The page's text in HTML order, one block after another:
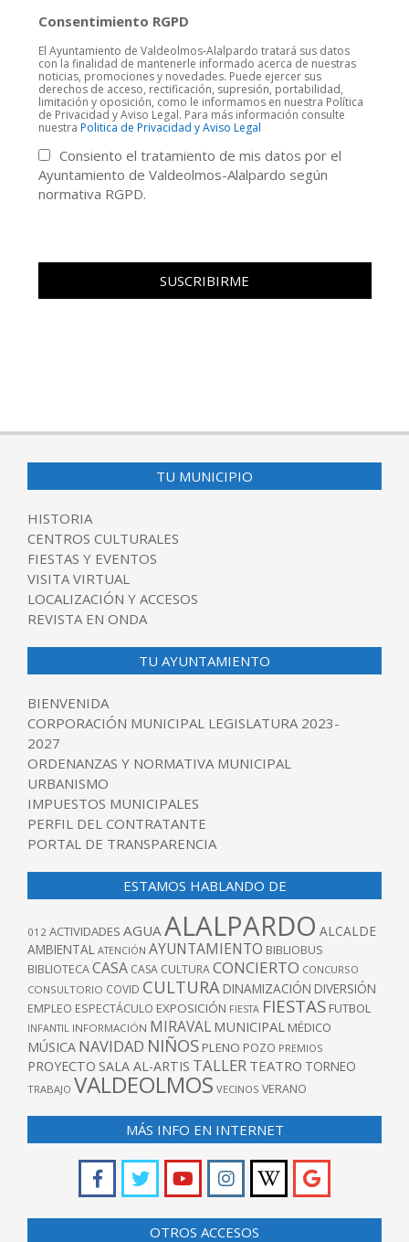
Consentimiento RGPD
El Ayuntamiento de Valdeolmos-Alalpardo tratará sus datos
con la finalidad de mantenerle informado acerca de nuestras
noticias, promociones y novedades. Puede ejercer sus
derechos de acceso, rectificación, supresión, portabilidad,
limitación y oposición, como le informamos en nuestra Política
de Privacidad y Aviso Legal. Para más información consulte
nuestra Politica de Privacidad y Aviso Legal
Consiento el tratamiento de mis datos por el
Ayuntamiento de Valdeolmos-Alalpardo según
normativa RGPD.
TU MUNICIPIO
HISTORIA
CENTROS CULTURALES
FIESTAS Y EVENTOS
VISITA VIRTUAL
LOCALIZACIÓN Y ACCESOS
REVISTA EN ONDA
TU AYUNTAMIENTO
BIENVENIDA
CORPORACIÓN MUNICIPAL LEGISLATURA 2023-
2027
ORDENANZAS Y NORMATIVA MUNICIPAL
URBANISMO
IMPUESTOS MUNICIPALES
PERFIL DEL CONTRATANTE
PORTAL DE TRANSPARENCIA
ESTAMOS HABLANDO DE
012 ACTIVIDADES AGUA ALALPARDO ALCALDE
AMBIENTAL ATENCIÓN AYUNTAMIENTO BIBLIOBUS
BIBLIOTECACASA CASA CULTURACONCIERTO CONCURSO
CONSULTORIO COVID CULTURA DINAMIZACIÓN DIVERSIÓN
EMPLEO ESPECTÁCULO EXPOSICIÓN FIESTA FIESTAS FUTBOL
INFANTIL INFORMACIÓN MIRAVAL MUNICIPAL MÉDICO
MÚSICA NAVIDAD NIÑOS PLENO POZO PREMIOS
PROYECTO SALA AL-ARTIS TALLER TEATRO TORNEO
TRABAJO VALDEOLMOS VECINOS VERANO
MÁS INFO EN INTERNET
OTROS ACCESOS